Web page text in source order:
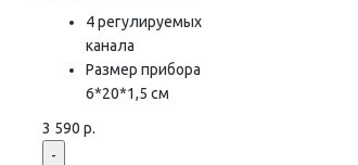
4 регулируемых
канала
Размер прибора
6*20*1,5 см
3 590 р.
-